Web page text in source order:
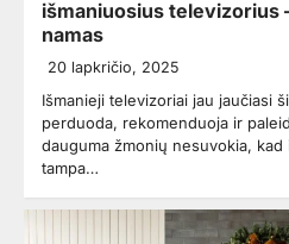
išmaniuosius televizorius
namas
20 lapkričio, 2025
Išmanieji televizoriai jau jaučiasi
perduoda, rekomenduoja ir
dauguma žmonių nesuvokia,
tampa…